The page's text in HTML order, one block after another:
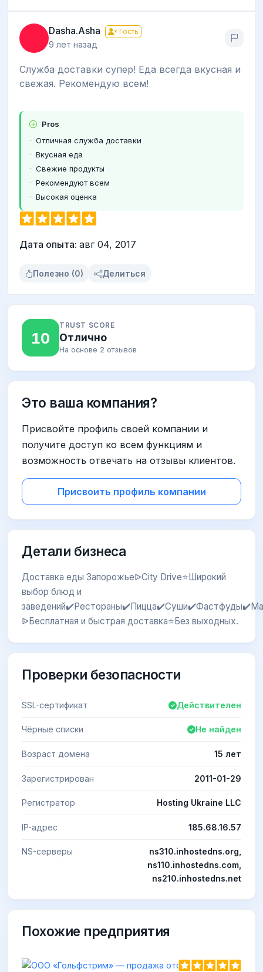
Dasha.Asha Гость
9 лет назад
Служба доставки супер! Еда всегда вкусная и
свежая. Рекомендую всем!
Pros
Отличная служба доставки
Вкусная еда
Свежие продукты
Рекомендуют всем
Высокая оценка
Дата опыта: авг 04, 2017
Полезно (0) Делиться
10
TRUST SCORE
Отлично
На основе 2 отзывов
Это ваша компания?
Присвойте профиль своей компании и
получите доступ ко всем функциям и
возможность отвечать на отзывы клиентов.
Присвоить профиль компании
Детали бизнеса
Доставка еды ЗапорожьеᐉCity Drive⭐Широкий
выбор блюд и
ᐉБесплатная и быстрая доставка⭐Без выходных.
Проверки безопасности
SSL-сертификат Действителен
Чёрные списки Не найден
Возраст домена 15 лет
Зарегистрирован 2011-01-29
Регистратор Hosting Ukraine LLC
IP-адрес 185.68.16.57
NS-серверы
ns310.inhostedns.org,
ns110.inhostedns.com,
ns210.inhostedns.net
Похожие предприятия